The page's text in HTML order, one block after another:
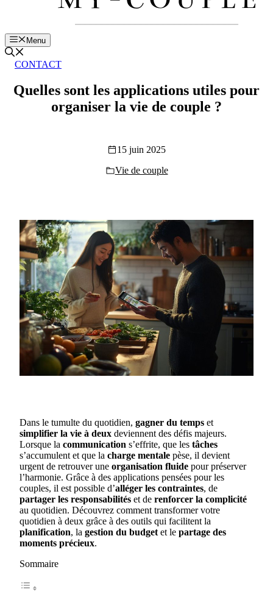
Menu
CONTACT
Quelles sont les applications utiles pour
organiser la vie de couple ?
15 juin 2025
Vie de couple
Dans le tumulte du quotidien, gagner du temps et
simplifier la vie à deux deviennent des défis majeurs.
Lorsque la communication s’effrite, que les tâches
s’accumulent et que la charge mentale pèse, il devient
urgent de retrouver une organisation fluide pour préserver
l’harmonie. Grâce à des applications pensées pour les
couples, il est possible d’alléger les contraintes, de
partager les responsabilités et de renforcer la complicité
au quotidien. Découvrez comment transformer votre
quotidien à deux grâce à des outils qui facilitent la
planification, la gestion du budget et le partage des
moments précieux.
Sommaire